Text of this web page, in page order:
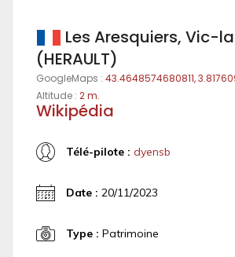
Les Aresquiers, Vic-
(HERAULT)
GoogleMaps : 43.4648574680811,
Altitude : 2 m.
Wikipédia
Télé-pilote : dyensb
Date : 20/11/2023
Type : Patrimoine